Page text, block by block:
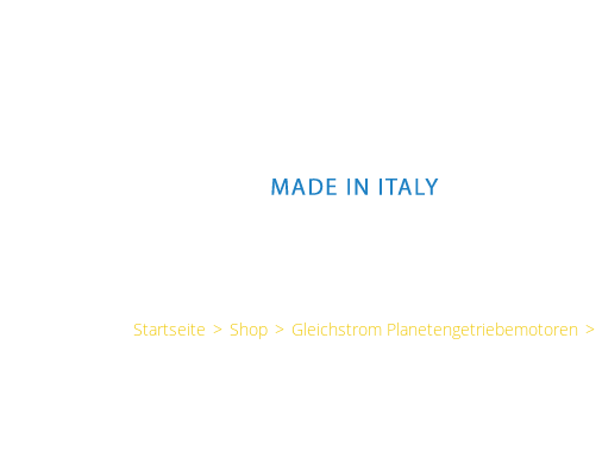
Startseite > Shop > Gleichstrom Planetengetriebemotoren >